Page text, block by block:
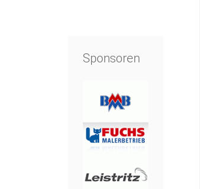
Sponsoren